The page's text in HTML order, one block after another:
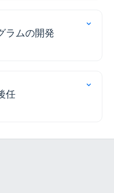
ラムの開発
任